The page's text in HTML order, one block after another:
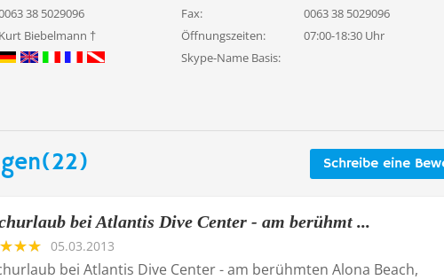
38 5029096 Fax:
0063 38 5029096
Kurt Biebelmann † Öffnungszeiten:
07:00-18:30 Uhr
Skype-Name Basis:
Schreibe eine
bei Atlantis Dive Center - am berühmt ...
05.03.2013
bei Atlantis Dive Center - am berühmten Alona Beach,